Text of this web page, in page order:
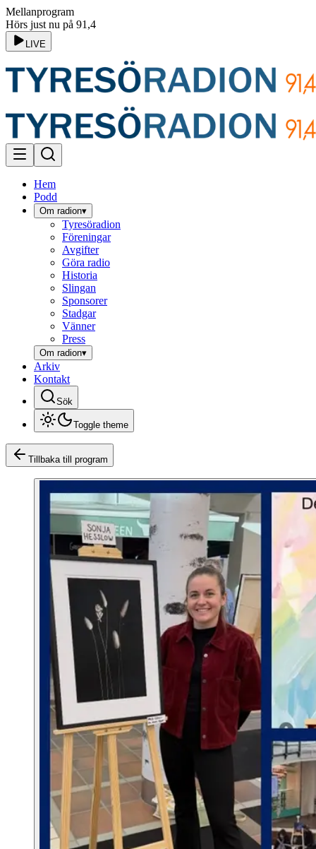
Mellanprogram
Hörs just nu på 91,4
LIVE
Hem
Podd
Om radion▾
Tyresöradion
Föreningar
Avgifter
Göra radio
Historia
Slingan
Sponsorer
Stadgar
Vänner
Press
Om radion▾
Arkiv
Kontakt
Sök
Toggle theme
Tillbaka till program